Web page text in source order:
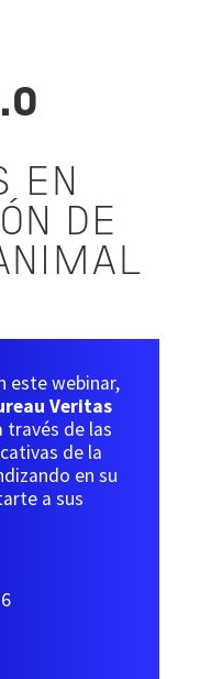
EN
DE
este webinar,
Veritas
través de las
de la
en su
a sus